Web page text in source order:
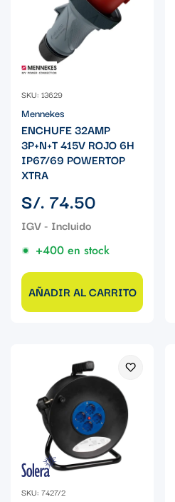
SKU: 13629
Mennekes
ENCHUFE 32AMP
3P+N+T 415V ROJO 6H
IP67/69 POWERTOP
XTRA
Precio
regular
S/. 74.50
+400 en stock
AÑADIR AL CARRITO
SKU: 7427/2